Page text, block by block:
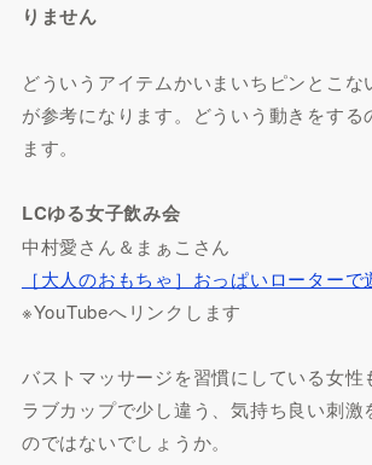
りません
どういうアイテムかいまいちピンとこ
が参考になります。どういう動きをする
ます。
LCゆる女子飲み会
中村愛さん＆まぁこさん
［大人のおもちゃ］おっぱいローターで
※YouTubeへリンクします
バストマッサージを習慣にしている女性
ラブカップで少し違う、気持ち良い刺激
のではないでしょうか。